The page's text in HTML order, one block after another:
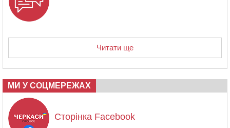
Читати ще
МИ У СОЦМЕРЕЖАХ
Сторінка Facebook